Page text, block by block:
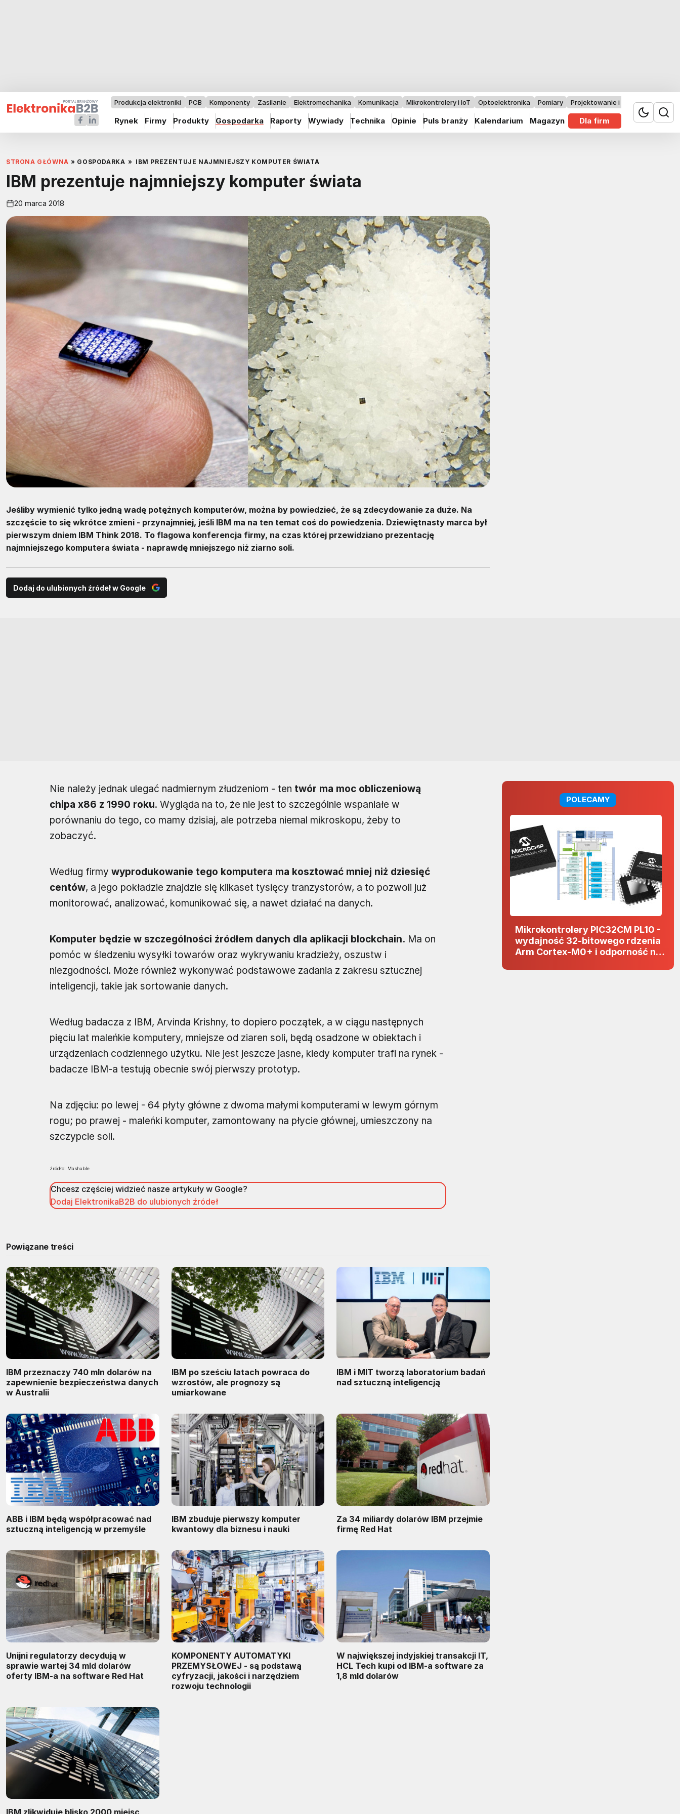
Produkcja elektroniki PCB Komponenty Zasilanie Elektromechanika Komunikacja Mikrokontrolery i IoT Optoelektronika Pomiary Projektowanie i badania
Rynek Firmy Produkty Gospodarka Raporty Wywiady Technika Opinie Puls branży Kalendarium Magazyn Dla firm
STRONA GŁÓWNA » GOSPODARKA » IBM PREZENTUJE NAJMNIEJSZY KOMPUTER ŚWIATA
IBM prezentuje najmniejszy komputer świata
20 marca 2018
Jeśliby wymienić tylko jedną wadę potężnych komputerów, można by powiedzieć, że są zdecydowanie za duże. Na
szczęście to się wkrótce zmieni - przynajmniej, jeśli IBM ma na ten temat coś do powiedzenia. Dziewiętnasty marca był
pierwszym dniem IBM Think 2018. To flagowa konferencja firmy, na czas której przewidziano prezentację
najmniejszego komputera świata - naprawdę mniejszego niż ziarno soli.
Dodaj do ulubionych źródeł w Google
Nie należy jednak ulegać nadmiernym złudzeniom - ten twór ma moc obliczeniową
chipa x86 z 1990 roku. Wygląda na to, że nie jest to szczególnie wspaniałe w
porównaniu do tego, co mamy dzisiaj, ale potrzeba niemal mikroskopu, żeby to
zobaczyć.
Według firmy wyprodukowanie tego komputera ma kosztować mniej niż dziesięć
centów, a jego pokładzie znajdzie się kilkaset tysięcy tranzystorów, a to pozwoli już
monitorować, analizować, komunikować się, a nawet działać na danych.
Komputer będzie w szczególności źródłem danych dla aplikacji blockchain. Ma on
pomóc w śledzeniu wysyłki towarów oraz wykrywaniu kradzieży, oszustw i
niezgodności. Może również wykonywać podstawowe zadania z zakresu sztucznej
inteligencji, takie jak sortowanie danych.
Według badacza z IBM, Arvinda Krishny, to dopiero początek, a w ciągu następnych
pięciu lat maleńkie komputery, mniejsze od ziaren soli, będą osadzone w obiektach i
urządzeniach codziennego użytku. Nie jest jeszcze jasne, kiedy komputer trafi na rynek -
badacze IBM-a testują obecnie swój pierwszy prototyp.
Na zdjęciu: po lewej - 64 płyty główne z dwoma małymi komputerami w lewym górnym
rogu; po prawej - maleńki komputer, zamontowany na płycie głównej, umieszczony na
szczypcie soli.
źródło: Mashable
Chcesz częściej widzieć nasze artykuły w Google?
Dodaj ElektronikaB2B do ulubionych źródeł
Powiązane treści
IBM przeznaczy 740 mln dolarów na
zapewnienie bezpieczeństwa danych
w Australii
IBM po sześciu latach powraca do
wzrostów, ale prognozy są
umiarkowane
IBM i MIT tworzą laboratorium badań
nad sztuczną inteligencją
ABB i IBM będą współpracować nad
sztuczną inteligencją w przemyśle
IBM zbuduje pierwszy komputer
kwantowy dla biznesu i nauki
Za 34 miliardy dolarów IBM przejmie
firmę Red Hat
Unijni regulatorzy decydują w
sprawie wartej 34 mld dolarów
oferty IBM-a na software Red Hat
KOMPONENTY AUTOMATYKI
PRZEMYSŁOWEJ - są podstawą
cyfryzacji, jakości i narzędziem
rozwoju technologii
W największej indyjskiej transakcji IT,
HCL Tech kupi od IBM-a software za
1,8 mld dolarów
POLECAMY
Mikrokontrolery PIC32CM PL10 -
wydajność 32-bitowego rdzenia
Arm Cortex-M0+ i odporność na